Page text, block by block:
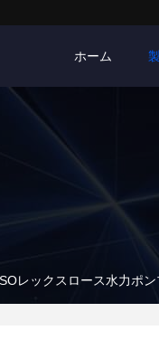
ホーム
レックスロース水力ポ